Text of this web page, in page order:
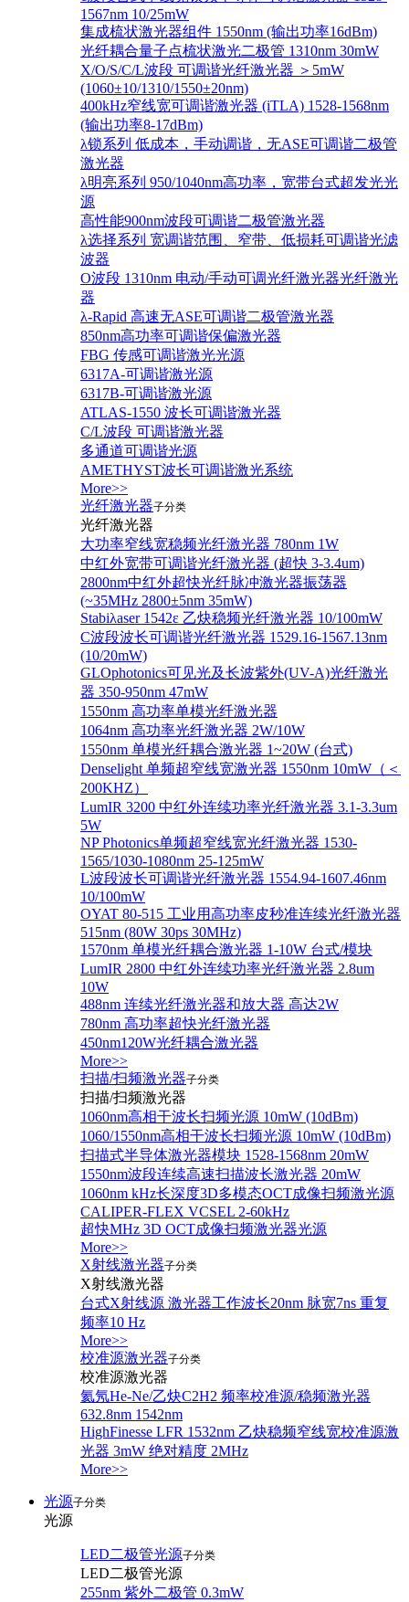
1567nm 10/25mW
集成梳状激光器组件 1550nm (输出功率16dBm)
光纤耦合量子点梳状激光二极管 1310nm 30mW
X/O/S/C/L波段 可调谐光纤激光器 ＞5mW
(1060±10/1310/1550±20nm)
400kHz窄线宽可调谐激光器 (iTLA) 1528-1568nm
(输出功率8-17dBm)
λ锁系列 低成本，手动调谐，无ASE可调谐二极管
激光器
λ明亮系列 950/1040nm高功率，宽带台式超发光光
源
高性能900nm波段可调谐二极管激光器
λ选择系列 宽调谐范围、窄带、低损耗可调谐光滤
波器
O波段 1310nm 电动/手动可调光纤激光器光纤激光
器
λ-Rapid 高速无ASE可调谐二极管激光器
850nm高功率可调谐保偏激光器
FBG 传感可调谐激光光源
6317A-可调谐激光源
6317B-可调谐激光源
ATLAS-1550 波长可调谐激光器
C/L波段 可调谐激光器
多通道可调谐光源
AMETHYST波长可调谐激光系统
More>>
光纤激光器子分类
光纤激光器
大功率窄线宽稳频光纤激光器 780nm 1W
中红外宽带可调谐光纤激光器 (超快 3-3.4um)
2800nm中红外超快光纤脉冲激光器振荡器
(~35MHz 2800±5nm 35mW)
Stabiλaser 1542ε 乙炔稳频光纤激光器 10/100mW
C波段波长可调谐光纤激光器 1529.16-1567.13nm
(10/20mW)
GLOphotonics可见光及长波紫外(UV-A)光纤激光
器 350-950nm 47mW
1550nm 高功率单模光纤激光器
1064nm 高功率光纤激光器 2W/10W
1550nm 单模光纤耦合激光器 1~20W (台式)
Denselight 单频超窄线宽激光器 1550nm 10mW（＜
200KHZ）
LumIR 3200 中红外连续功率光纤激光器 3.1-3.3um
5W
NP Photonics单频超窄线宽光纤激光器 1530-
1565/1030-1080nm 25-125mW
L波段波长可调谐光纤激光器 1554.94-1607.46nm
10/100mW
OYAT 80-515 工业用高功率皮秒准连续光纤激光器
515nm (80W 30ps 30MHz)
1570nm 单模光纤耦合激光器 1-10W 台式/模块
LumIR 2800 中红外连续功率光纤激光器 2.8um
10W
488nm 连续光纤激光器和放大器 高达2W
780nm 高功率超快光纤激光器
450nm120W光纤耦合激光器
More>>
扫描/扫频激光器子分类
扫描/扫频激光器
1060nm高相干波长扫频光源 10mW (10dBm)
1060/1550nm高相干波长扫频光源 10mW (10dBm)
扫描式半导体激光器模块 1528-1568nm 20mW
1550nm波段连续高速扫描波长激光器 20mW
1060nm kHz长深度3D多模态OCT成像扫频激光源
CALIPER-FLEX VCSEL 2-60kHz
超快MHz 3D OCT成像扫频激光器光源
More>>
X射线激光器子分类
X射线激光器
台式X射线源 激光器工作波长20nm 脉宽7ns 重复
频率10 Hz
More>>
校准源激光器子分类
校准源激光器
氦氖He-Ne/乙炔C2H2 频率校准源/稳频激光器
632.8nm 1542nm
HighFinesse LFR 1532nm 乙炔稳频窄线宽校准源激
光器 3mW 绝对精度 2MHz
More>>
光源子分类
光源
LED二极管光源子分类
LED二极管光源
255nm 紫外二极管 0.3mW